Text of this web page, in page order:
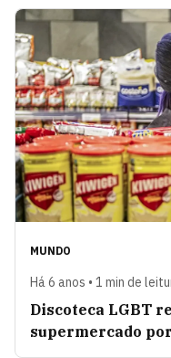
MUNDO
Há 6 anos • 1 min de
Discoteca LGBT
supermercado